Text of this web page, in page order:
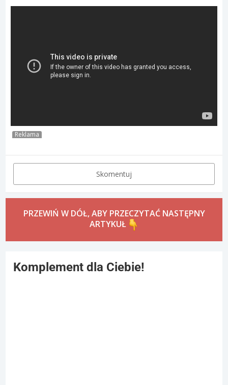
Reklama
Skomentuj
PRZEWIŃ W DÓŁ, ABY PRZECZYTAĆ NASTĘPNY
ARTYKUŁ
Komplement dla Ciebie!